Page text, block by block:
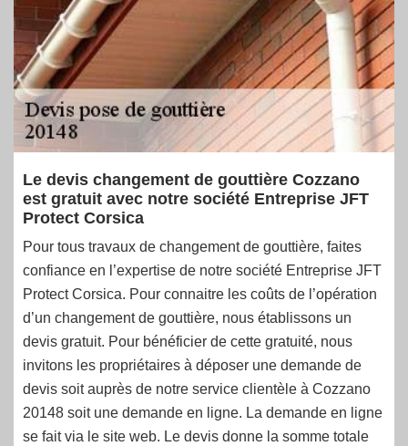
Le devis changement de gouttière Cozzano
est gratuit avec notre société Entreprise JFT
Protect Corsica
Pour tous travaux de changement de gouttière, faites
confiance en l’expertise de notre société Entreprise JFT
Protect Corsica. Pour connaitre les coûts de l’opération
d’un changement de gouttière, nous établissons un
devis gratuit. Pour bénéficier de cette gratuité, nous
invitons les propriétaires à déposer une demande de
devis soit auprès de notre service clientèle à Cozzano
20148 soit une demande en ligne. La demande en ligne
se fait via le site web. Le devis donne la somme totale